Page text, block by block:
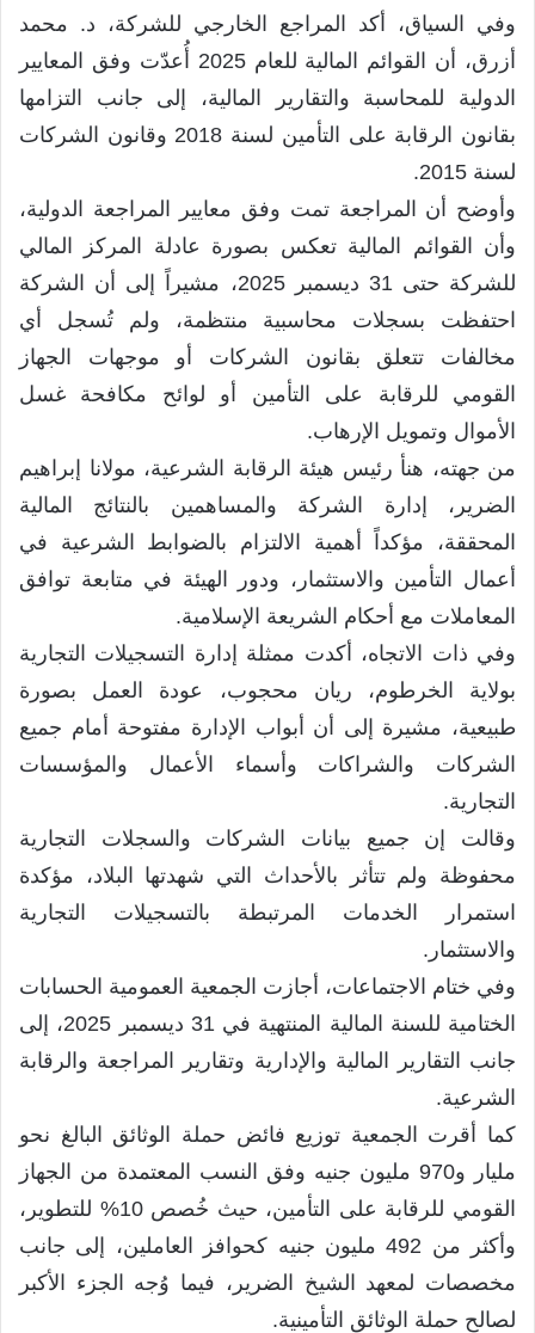
وفي السياق، أكد المراجع الخارجي للشركة، د. محمد
أزرق، أن القوائم المالية للعام 2025 أُعدّت وفق المعايير
الدولية للمحاسبة والتقارير المالية، إلى جانب التزامها
بقانون الرقابة على التأمين لسنة 2018 وقانون الشركات
لسنة 2015.
وأوضح أن المراجعة تمت وفق معايير المراجعة الدولية،
وأن القوائم المالية تعكس بصورة عادلة المركز المالي
للشركة حتى 31 ديسمبر 2025، مشيراً إلى أن الشركة
احتفظت بسجلات محاسبية منتظمة، ولم تُسجل أي
مخالفات تتعلق بقانون الشركات أو موجهات الجهاز
القومي للرقابة على التأمين أو لوائح مكافحة غسل
الأموال وتمويل الإرهاب.
من جهته، هنأ رئيس هيئة الرقابة الشرعية، مولانا إبراهيم
الضرير، إدارة الشركة والمساهمين بالنتائج المالية
المحققة، مؤكداً أهمية الالتزام بالضوابط الشرعية في
أعمال التأمين والاستثمار، ودور الهيئة في متابعة توافق
المعاملات مع أحكام الشريعة الإسلامية.
وفي ذات الاتجاه، أكدت ممثلة إدارة التسجيلات التجارية
بولاية الخرطوم، ريان محجوب، عودة العمل بصورة
طبيعية، مشيرة إلى أن أبواب الإدارة مفتوحة أمام جميع
الشركات والشراكات وأسماء الأعمال والمؤسسات
التجارية.
وقالت إن جميع بيانات الشركات والسجلات التجارية
محفوظة ولم تتأثر بالأحداث التي شهدتها البلاد، مؤكدة
استمرار الخدمات المرتبطة بالتسجيلات التجارية
والاستثمار.
وفي ختام الاجتماعات، أجازت الجمعية العمومية الحسابات
الختامية للسنة المالية المنتهية في 31 ديسمبر 2025، إلى
جانب التقارير المالية والإدارية وتقارير المراجعة والرقابة
الشرعية.
كما أقرت الجمعية توزيع فائض حملة الوثائق البالغ نحو
مليار و970 مليون جنيه وفق النسب المعتمدة من الجهاز
القومي للرقابة على التأمين، حيث خُصص 10% للتطوير،
وأكثر من 492 مليون جنيه كحوافز العاملين، إلى جانب
مخصصات لمعهد الشيخ الضرير، فيما وُجه الجزء الأكبر
لصالح حملة الوثائق التأمينية.